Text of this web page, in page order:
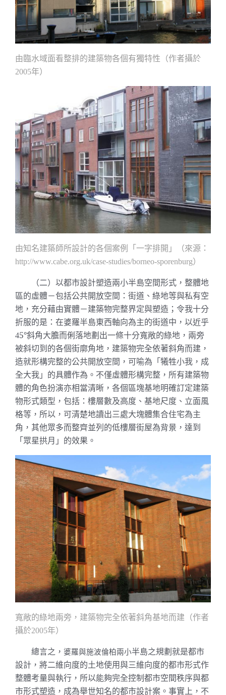
由臨水域面看整排的建築物各個有獨特性（作者攝於
2005年）
由知名建築師所設計的各個案例「一字排開」（來源：
http://www.cabe.org.uk/case-studies/borneo-sporenburg）
（二）以都市設計塑造兩小半島空間形式，整體地
區的虛體－包括公共開放空間：街道、綠地等與私有空
地，充分藉由實體－建築物完整界定與塑造；令我十分
折服的是：在婆羅半島東西軸向為主的街道中，以近乎
45°斜角大膽而俐落地劃出一條十分寬敞的綠地，兩旁
被斜切到的各個街廓角地，建築物完全依著斜角而建，
造就形構完整的公共開放空間，可喻為「犧牲小我，成
全大我」的具體作為。 不僅虛體形構完整，所有建築物
體的角色扮演亦相當清晰，各個區塊基地明確訂定建築
物形式類型，包括：樓層數及高度、基地尺度、立面風
格等，所以，可清楚地讀出三處大塊體集合住宅為主
角，其他眾多而整齊並列的低樓層街屋為背景，達到
「眾星拱月」的效果。
寬敞的綠地兩旁，建築物完全依著斜角基地而建 （作者
攝於2005年）
總言之， 婆羅與施波倫柏兩小半島之規劃就是都市
設計，將二維向度的土地使用與三維向度的都市形式作
整體考量與執行，所以能夠完全控制都市空間秩序與都
市形式塑造，成為舉世知名的都市設計案。事實上，不